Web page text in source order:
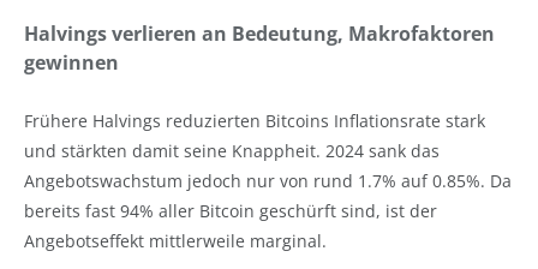
Halvings verlieren an Bedeutung, Makrofaktoren
gewinnen
Frühere Halvings reduzierten Bitcoins Inflationsrate stark
und stärkten damit seine Knappheit. 2024 sank das
Angebotswachstum jedoch nur von rund 1.7% auf 0.85%. Da
bereits fast 94% aller Bitcoin geschürft sind, ist der
Angebotseffekt mittlerweile marginal.